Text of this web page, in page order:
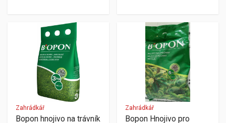
Zahrádkář
Bopon hnojivo na trávník
Zahrádkář
Bopon Hnojivo pro